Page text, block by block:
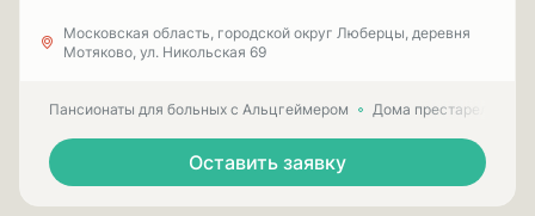
Московская область, городской округ Люберцы, деревня
Мотяково, ул. Никольская 69
Пансионаты для больных с Альцгеймером Дома престарелых
Оставить заявку